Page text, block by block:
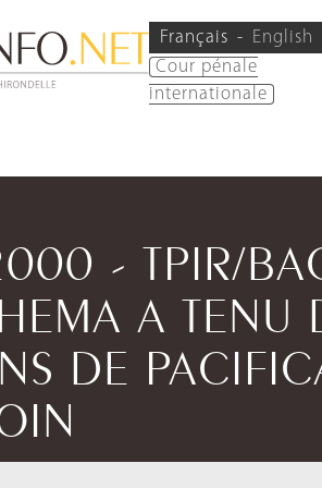
Français English
Cour pénale
internationale
- TPIR/
A TENU
DE